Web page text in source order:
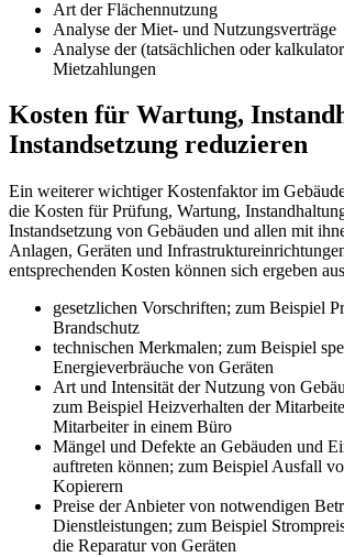
Art der Flächennutzung
Analyse der Miet- und Nutzungsverträge
Analyse der (tatsächlichen oder
Mietzahlungen
Kosten für Wartung,
Instandsetzung reduzieren
Ein weiterer wichtiger Kostenfaktor im
die Kosten für Prüfung, Wartung,
Instandsetzung von Gebäuden und allen mit
Anlagen, Geräten und
entsprechenden Kosten können sich ergeben
gesetzlichen Vorschriften; zum Beispiel
Brandschutz
technischen Merkmalen; zum Beispiel
Energieverbräuche von Geräten
Art und Intensität der Nutzung von
zum Beispiel Heizverhalten der
Mitarbeiter in einem Büro
Mängel und Defekte an Gebäuden und
auftreten können; zum Beispiel Ausfall
Kopierern
Preise der Anbieter von notwendigen
Dienstleistungen; zum Beispiel
die Reparatur von Geräten